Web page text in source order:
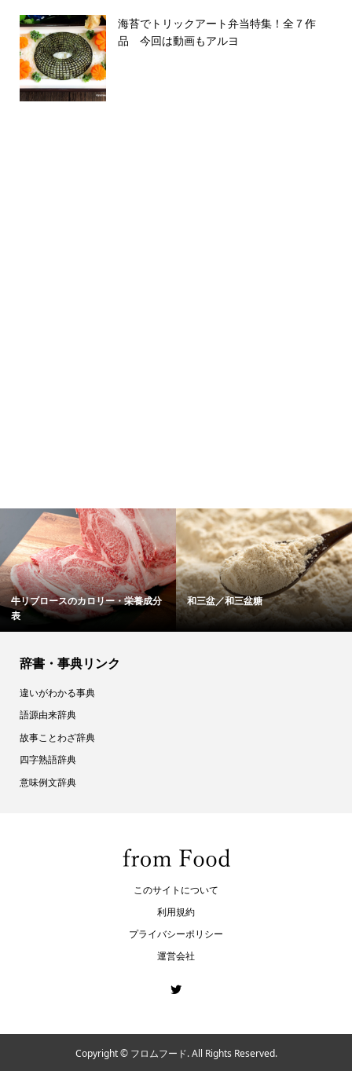
海苔でトリックアート弁当特集！全７作
品 今回は動画もアルヨ
牛リブロースのカロリー・栄養成分
表
和三盆／和三盆糖
辞書・事典リンク
違いがわかる事典
語源由来辞典
故事ことわざ辞典
四字熟語辞典
意味例文辞典
このサイトについて
利用規約
プライバシーポリシー
運営会社
Copyright ©フロムフード. All Rights Reserved.